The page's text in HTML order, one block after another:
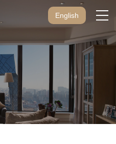
English